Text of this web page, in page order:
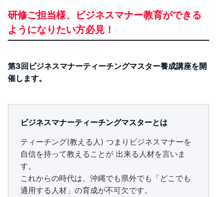
研修ご担当様、ビジネスマナー教育ができる
ようになりたい方必見！
第3回ビジネスマナーティーチングマスター養成講座を開
催します。
ビジネスマナーティーチングマスターとは
ティーチング(教える人) つまりビジネスマナーを
自信を持って教えることが 出来る人材を言いま
す。
これからの時代は、沖縄でも県外でも「どこでも
通用する人材」の育成が不可欠です。